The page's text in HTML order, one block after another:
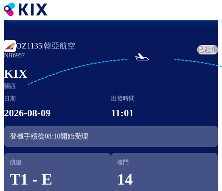
移
至
內
容
OZ1135|韓亞航空
NH6957
已起飛
KIX
關西

日期
2026-08-09
出發時間
11:01
登機手續從08:10開始受理
航廈
T1 - E
樓門
14